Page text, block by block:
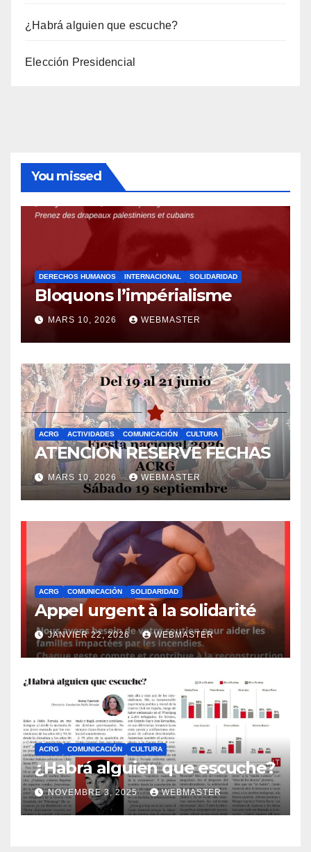
¿Habrá alguien que escuche?
Elección Presidencial
You missed
DERECHOS HUMANOS INTERNACIONAL SOLIDARIDAD
Bloquons l’impérialisme
MARS 10, 2026 WEBMASTER
ACRG ACTIVIDADES COMUNICACIÓN CULTURA
ATENCION RESERVE FECHAS
MARS 10, 2026 WEBMASTER
ACRG COMUNICACIÓN SOLIDARIDAD
Appel urgent à la solidarité
JANVIER 22, 2026 WEBMASTER
ACRG COMUNICACIÓN CULTURA
¿Habrá alguien que escuche?
NOVEMBRE 3, 2025 WEBMASTER